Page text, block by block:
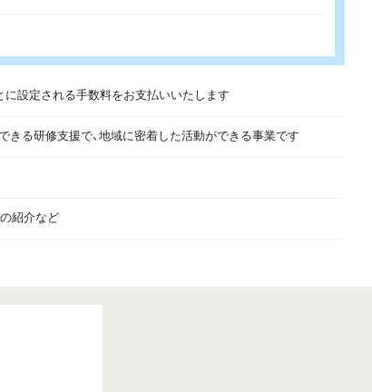
に設定される手数料をお支払いいたします
きる研修支援で、地域に密着した活動ができる事業です
紹介など